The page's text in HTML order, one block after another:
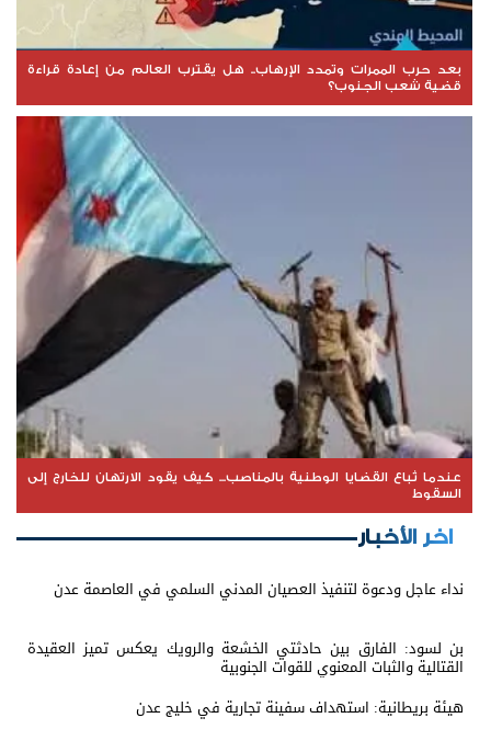
بعد حرب الممرات وتمدد الإرهاب.. هل يقترب العالم من إعادة قراءة
قضية شعب الجنوب؟
عندما تُباع القضايا الوطنية بالمناصب... كيف يقود الارتهان للخارج إلى
السقوط
اخر الأخبار
نداء عاجل ودعوة لتنفيذ العصيان المدني السلمي في العاصمة عدن
بن لسود: الفارق بين حادثتي الخشعة والرويك يعكس تميز العقيدة
القتالية والثبات المعنوي للقوات الجنوبية
هيئة بريطانية: استهداف سفينة تجارية في خليج عدن